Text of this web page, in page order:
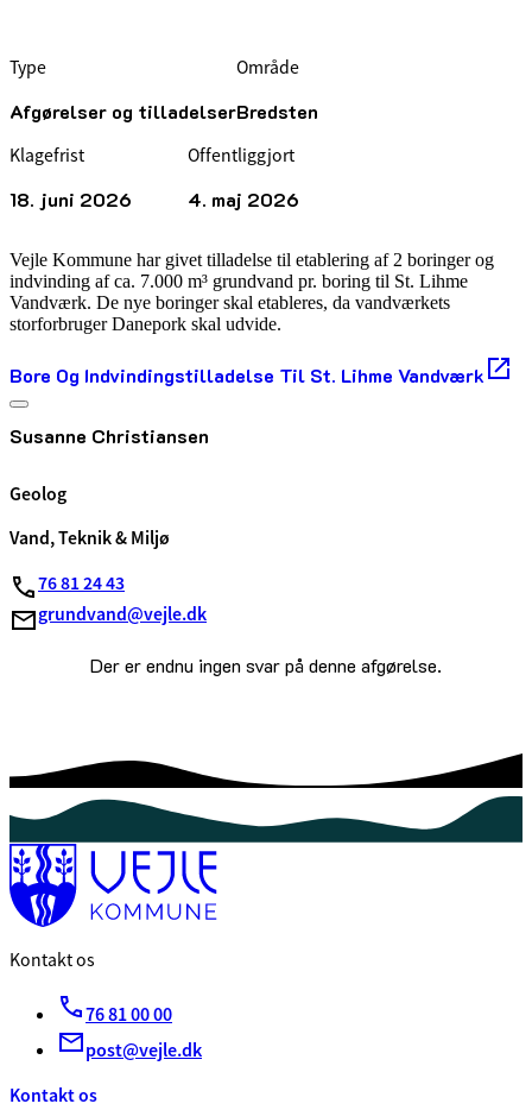
Type
Afgørelser og tilladelser
Område
Bredsten
Klagefrist
18. juni 2026
Offentliggjort
4. maj 2026
Vejle Kommune har givet tilladelse til etablering af 2 boringer og
indvinding af ca. 7.000 m³ grundvand pr. boring til St. Lihme
Vandværk. De nye boringer skal etableres, da vandværkets
storforbruger Danepork skal udvide.
Bore Og Indvindingstilladelse Til St. Lihme Vandværk
Susanne Christiansen
Geolog
Vand, Teknik & Miljø
76 81 24 43
grundvand@vejle.dk
Der er endnu ingen svar på denne afgørelse.
Kontakt os
76 81 00 00
post@vejle.dk
Kontakt os